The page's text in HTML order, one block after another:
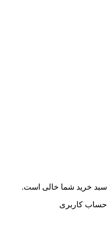
سبد خرید شما خالی است.
حساب کاربری